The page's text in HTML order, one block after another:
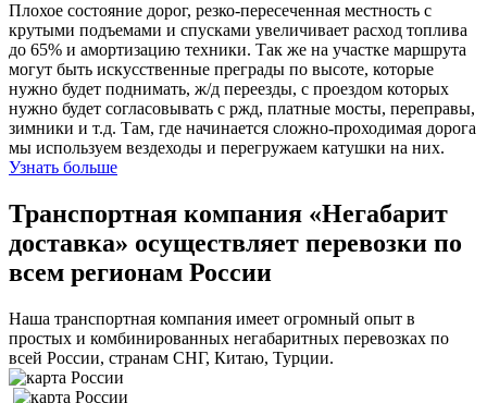
Плохое состояние дорог, резко-пересеченная местность с
крутыми подъемами и спусками увеличивает расход топлива
до 65% и амортизацию техники. Так же на участке маршрута
могут быть искусственные преграды по высоте, которые
нужно будет поднимать, ж/д переезды, с проездом которых
нужно будет согласовывать с ржд, платные мосты, переправы,
зимники и т.д. Там, где начинается сложно-проходимая дорога
мы используем вездеходы и перегружаем катушки на них.
Узнать больше
Транспортная компания «Негабарит
доставка» осуществляет перевозки по
всем регионам России
Наша транспортная компания имеет огромный опыт в
простых и комбинированных негабаритных перевозках по
всей России, странам СНГ, Китаю, Турции.